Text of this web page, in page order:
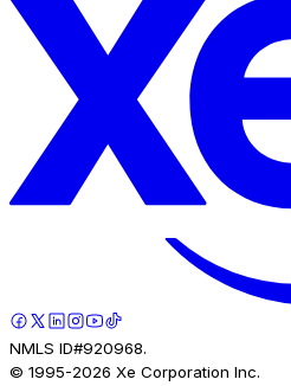
NMLS ID#920968.
© 1995-2026 Xe Corporation Inc.